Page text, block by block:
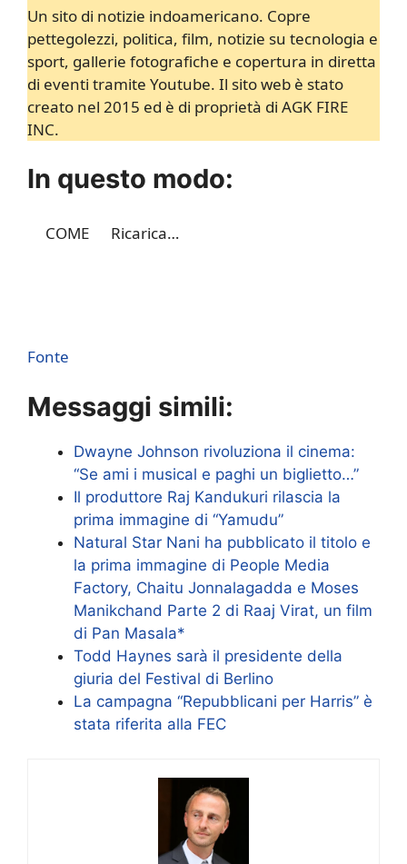
Un sito di notizie indoamericano. Copre
pettegolezzi, politica, film, notizie su tecnologia e
sport, gallerie fotografiche e copertura in diretta
di eventi tramite Youtube. Il sito web è stato
creato nel 2015 ed è di proprietà di AGK FIRE
INC.
In questo modo:
COME Ricarica…
Fonte
Messaggi simili:
Dwayne Johnson rivoluziona il cinema:
“Se ami i musical e paghi un biglietto…”
Il produttore Raj Kandukuri rilascia la
prima immagine di “Yamudu”
Natural Star Nani ha pubblicato il titolo e
la prima immagine di People Media
Factory, Chaitu Jonnalagadda e Moses
Manikchand Parte 2 di Raaj Virat, un film
di Pan Masala*
Todd Haynes sarà il presidente della
giuria del Festival di Berlino
La campagna “Repubblicani per Harris” è
stata riferita alla FEC